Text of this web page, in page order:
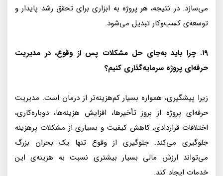
می‌سازد. در نتیجه، هر پروژه به ابزاری برای تحقق رشد پایدار و
توسعه‌ی کسب‌وکار تبدیل می‌شود.
۱۹. چرا باید به‌جای حل مشکلات پس از وقوع، در مدیریت
حرفه‌ای پروژه سرمایه‌گذاری کنیم؟
زیرا پیشگیری، همواره بسیار کم‌هزینه‌تر از درمان است. مدیریت
حرفه‌ای پروژه از بروز تأخیرها، افزایش هزینه‌ها، دوباره‌کاری،
اختلافات قراردادی، کاهش کیفیت و بسیاری از مشکلات پرهزینه
جلوگیری می‌کند. جلوگیری از وقوع تنها یک بحران بزرگ
می‌تواند ارزش مالی بسیار بیشتری نسبت به هزینه‌ی این
خدمات ایجاد کند.